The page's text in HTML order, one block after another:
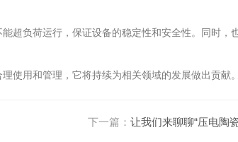
负荷运行，保证设备的稳定性和安全性。同时，
用和管理，它将持续为相关领域的发展做出贡献。
下一篇： 让我们来聊聊“压电陶